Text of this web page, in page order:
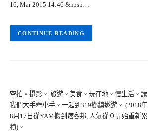
16, Mar 2015 14:46 &nbsp…
CONTINUE READING
空拍。攝影。 旅遊。美食。玩在地。慢生活。讓
我們大手牽小手。一起到319鄉鎮遨遊。 (2018年
8月17日從YAM搬到痞客邦, 人氣從０開始重新累
積)。